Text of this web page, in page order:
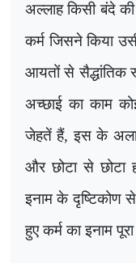
अल्लाह किसी बंदे
कर्म जिसने किया
आयतों से सैद्धांतिक
अच्छाई का काम
जेहतें हैं,इस के
और छोटा से छोटा
इनाम के दृष्टिकोण
हुए कर्म का इनाम पूरा